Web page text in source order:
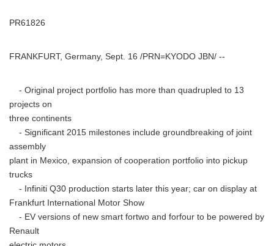
PR61826
FRANKFURT, Germany, Sept. 16 /PRN=KYODO JBN/ --
- Original project portfolio has more than quadrupled to 13
projects on
three continents
- Significant 2015 milestones include groundbreaking of joint
assembly
plant in Mexico, expansion of cooperation portfolio into pickup
trucks
- Infiniti Q30 production starts later this year; car on display at
Frankfurt International Motor Show
- EV versions of new smart fortwo and forfour to be powered by
Renault